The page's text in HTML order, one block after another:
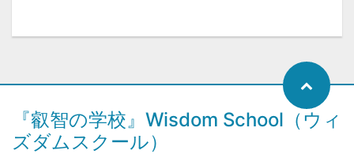
『叡智の学校』Wisdom School（ウィ
ズダムスクール）